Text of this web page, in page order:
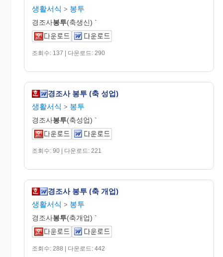
생활서식 > 봉투
경조사봉투(축생신) `
조회수: 137 | 다운로드: 290
경조사 봉투 (축 성업)
생활서식 > 봉투
경조사봉투(축성업) `
조회수: 90 | 다운로드: 221
경조사 봉투 (축 개업)
생활서식 > 봉투
경조사봉투(축개업) `
조회수: 288 | 다운로드: 442